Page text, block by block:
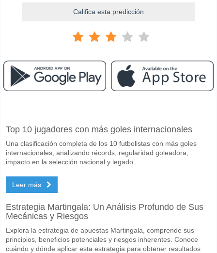
Califica esta predicción
El partido entre FC Tokyo v JEF Utd Chiba 06 May 2026 07:00.
Quién es el equipo favorito para ganar entre FC Tokyo
FC Tokyo para el Ganador del partido, con una probabilidad de 68%
Marcarán ambos equipos en el partido FC Tokyo v
No para Ambos Equipos Marcan, con un porcentaje de 57%.
Cuál es el pronóstico de resultado correcto para FC
En el lado arriesgado, puede probar el Resultado Correcto de 1-0
Top 10 jugadores con más goles internacionales
Una clasificación completa de los 10 futbolistas con más goles
internacionales, analizando récords, regularidad goleadora,
impacto en la selección nacional y legado.
Leer más
Estrategia Martingala: Un Análisis Profundo de Sus
Mecánicas y Riesgos
Explora la estrategia de apuestas Martingala, comprende sus
principios, beneficios potenciales y riesgos inherentes. Conoce
cuándo y dónde aplicar esta estrategia para obtener resultados